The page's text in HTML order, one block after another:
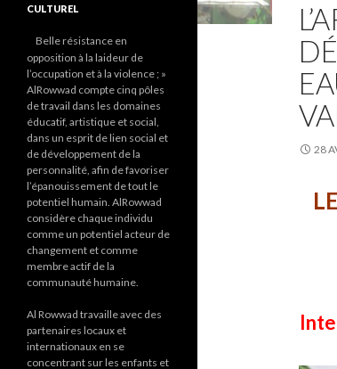
28
CULTUREL
Belle résistance en
opposition à la laideur de
l’occupation et à la violence ; »
AlRowwad compte cinq pôles
de travail dans les domaines
éducatif, artistique et social,
dans un esprit de lien social et
de développement de la
personnalité, afin de favoriser
l’épanouissement de tout le
potentiel humain. AlRowwad
considère chaque individu
comme un potentiel acteur de
changement et comme
membre actif de la
communauté humaine.
Al Rowwad travaille avec des
partenaires locaux et
internationaux en se
concentrant sur les enfants et